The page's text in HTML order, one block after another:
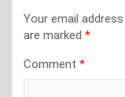
Your email
are marked *
Comment *